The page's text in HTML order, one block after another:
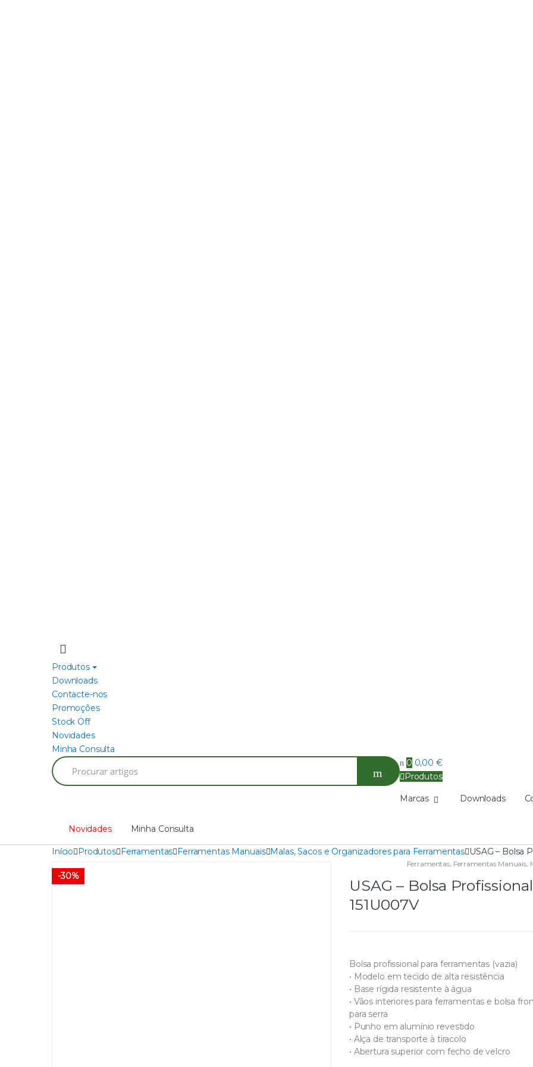
Produtos
Downloads
Contacte-nos
Promoções
Stock Off
Novidades
Minha Consulta
Search
for:
0 0,00 €
Produtos
Marcas Downloads
Novidades Minha Consulta
Início Produtos Ferramentas Ferramentas Manuais Malas, Sacos e Organizadores para Ferramentas USAG – Bolsa
-30%
Ferramentas, Ferramentas Manuais
USAG – Bolsa
151U007V
Bolsa profissional para ferramentas (vazia)
• Modelo em tecido de alta resistência
• Base rígida resistente à água
• Vãos interiores para ferramentas e bolsa
para serra
• Punho em alumínio revestido
• Alça de transporte à tiracolo
• Abertura superior com fecho de velcro